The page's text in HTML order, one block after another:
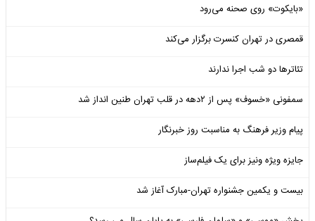
«بایکوت» روی صحنه می‌رود
قمصری در تهران کنسرت برگزار می‌کند
تئاترها دو شب اجرا ندارند
سمفونی «خسوف» پس از ۲دهه در قلب تهران طنین انداز شد
پیام وزیر فرهنگ به مناسبت روز خبرنگار
جایزه ویژه ونیز برای یک فیلم‌ساز
بیست و یکمین جشنواره تهران-مبارک آغاز شد